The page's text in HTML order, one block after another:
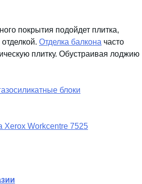
покрытия подойдет плитка,
Отделка балкона часто
плитку. Обустраивая лоджию
блоки
Xerox Workcentre 7525